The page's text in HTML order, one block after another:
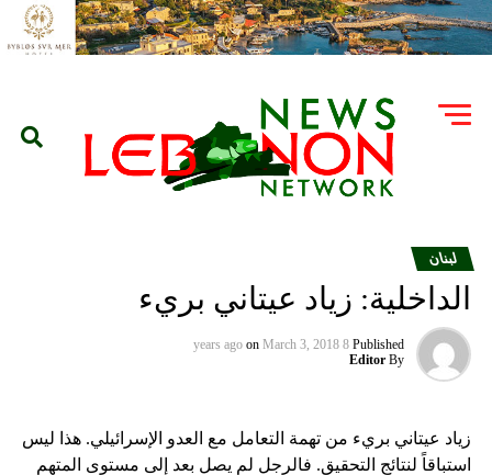
لبنان
الداخلية: زياد عيتاني بريء
Published
8 years ago
on March 3, 2018
By
Editor
زياد عيتاني بريء من تهمة التعامل مع العدو الإسرائيلي. هذا ليس
استباقاً لنتائج التحقيق. فالرجل لم يصل بعد إلى مستوى المتهم